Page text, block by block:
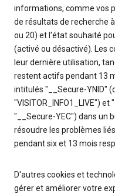
informations, comme vos
de résultats de recherche
ou 20) et l'état souhaité
(activé ou désactivé). Les
leur dernière utilisation,
restent actifs pendant 13
intitulés "__Secure-YNID"
"VISITOR_INFO1_LIVE")
"__Secure-YEC") dans un
résoudre les problèmes
pendant six et 13 mois
D'autres cookies et
gérer et améliorer votre